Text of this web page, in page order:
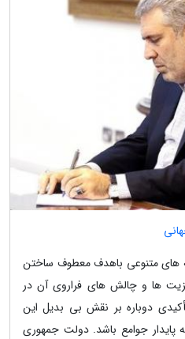
های متنوعی باهدف معطوف ساختن
ها و چالش های فراروی آن در
دوباره بر نقش بی بدیل این
جوامع باشد. دولت جمهوری